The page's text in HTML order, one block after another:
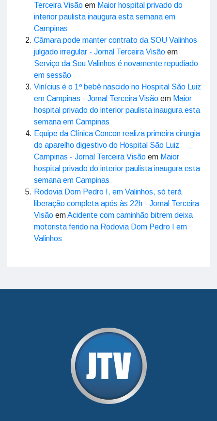
Terceira Visão em Maior hospital privado do
interior paulista inaugura esta semana em
Campinas
Câmara pode manter contrato da SOU Valinhos
julgado irregular - Jornal Terceira Visão em
Serviço da Sou Valinhos é novamente repudiado
em sessão
Vinícius é o 1º bebê nascido no Hospital São Luiz
em Campinas - Jornal Terceira Visão em Maior
hospital privado do interior paulista inaugura esta
semana em Campinas
Equipe da Clínica Concon realiza primeira cirurgia
do aparelho digestivo do Hospital São Luiz
Campinas - Jornal Terceira Visão em Maior
hospital privado do interior paulista inaugura esta
semana em Campinas
Rodovia Dom Pedro I, em Valinhos, só terá
liberação completa após às 22h - Jornal Terceira
Visão emAcidente com caminhão bitrem deixa
motorista ferido na Rodovia Dom Pedro I em
Valinhos